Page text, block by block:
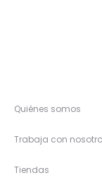
Quiénes somos
Trabaja con
Tiendas